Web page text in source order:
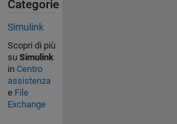
Categorie
Simulink
Scopri di più
su Simulink
in Centro
assistenza
e File
Exchange